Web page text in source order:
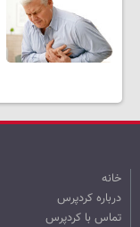
خانه
درباره کردپرس
تماس با کردپرس